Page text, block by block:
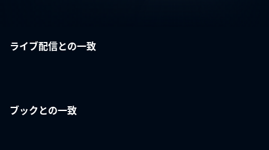
ライブ配信との一致
ブックとの一致